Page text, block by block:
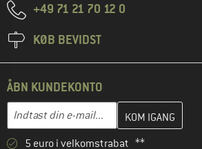
+49 71 21 70 12 0
KØB BEVIDST
ÅBN KUNDEKONTO
E-mail-adresse
Indtast din e-mailadresse her, og opret i
5 euro i velkomstrabat **